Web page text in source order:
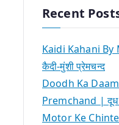
Recent
Kaidi Kahani
कैदी-मुंशी प्रेमचन्द
Doodh Ka
Premchand | दूध
Motor Ke